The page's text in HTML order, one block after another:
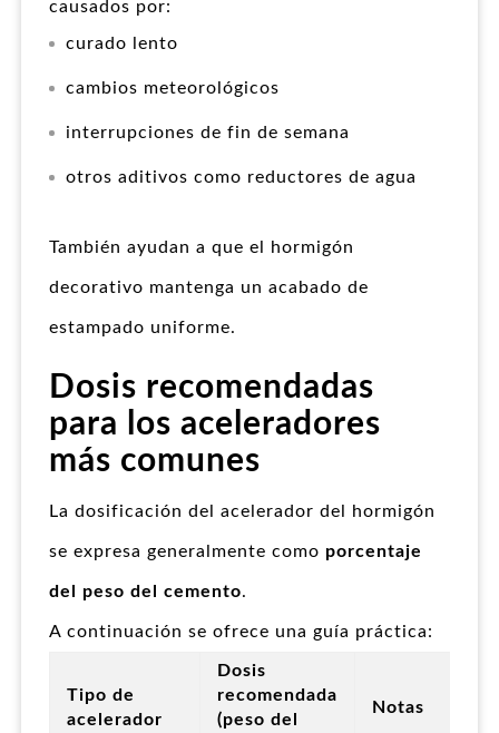
causados por:
curado lento
cambios meteorológicos
interrupciones de fin de semana
otros aditivos como reductores de agua
También ayudan a que el hormigón
decorativo mantenga un acabado de
estampado uniforme.
Dosis recomendadas
para los aceleradores
más comunes
La dosificación del acelerador del hormigón
se expresa generalmente como porcentaje
del peso del cemento.
A continuación se ofrece una guía práctica:
Tipo de
acelerador
Dosis
recomendada
(peso del
Notas